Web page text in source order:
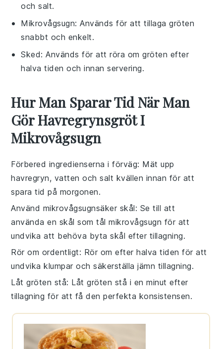
och salt.
Mikrovågsugn: Används för att tillaga gröten
snabbt och enkelt.
Sked: Används för att röra om gröten efter
halva tiden och innan servering.
Hur Man Sparar Tid När Man
Gör Havregrynsgröt I
Mikrovågsugn
Förbered ingredienserna i förväg: Mät upp
havregryn, vatten ochsalt kvällen innan för att
spara tid på morgonen.
Använd mikrovågsugnsäker skål: Se till att
använda en skål som tål mikrovågsugn för att
undvika att behöva byta skål efter tillagning.
Rör om ordentligt: Rör om efter halva tiden för att
undvika klumpar och säkerställa jämn tillagning.
Låt gröten stå: Låt gröten stå i en minut efter
tillagning för att få den perfekta konsistensen.